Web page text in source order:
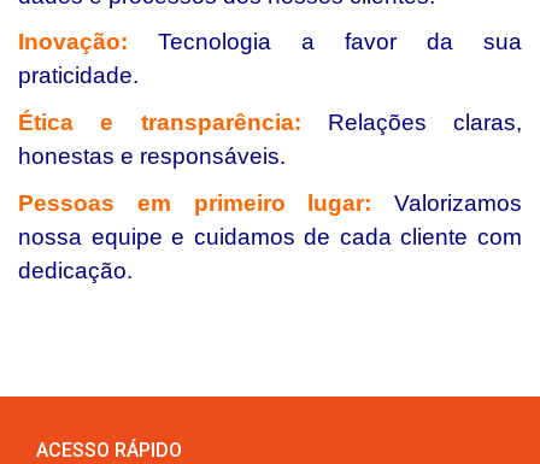
Inovação:
Tecnologia a favor da sua
praticidade.
Ética e transparência:
Relações claras,
honestas e responsáveis.
Pessoas em primeiro lugar:
Valorizamos
nossa equipe e cuidamos de cada cliente com
dedicação.
ACESSO RÁPIDO